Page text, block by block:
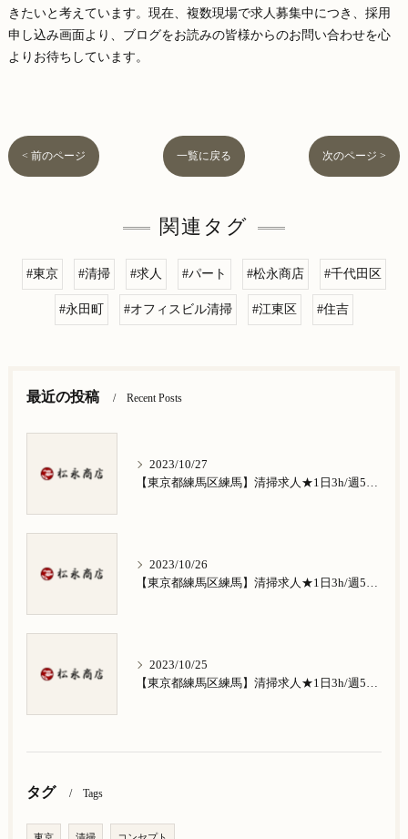
きたいと考えています。現在、複数現場で求人募集中につき、採用
申し込み画面より、ブログをお読みの皆様からのお問い合わせを心
よりお待ちしています。
< 前のページ 一覧に戻る 次のページ >
関連タグ
#東京 #清掃 #求人 #パート #松永商店 #千代田区
#永田町 #オフィスビル清掃 #江東区 #住吉
最近の投稿 Recent Posts
2023/10/27
【東京都練馬区練馬】清掃求人★1日3h/週5日/祝日お休み★谷原在住の方歓迎
2023/10/26
【東京都練馬区練馬】清掃求人★1日3h/週5日/祝日お休み★南田中在住の方歓迎
2023/10/25
【東京都練馬区練馬】清掃求人★1日3h/週5日/祝日お休み★南大泉在住の方歓迎
タグ Tags